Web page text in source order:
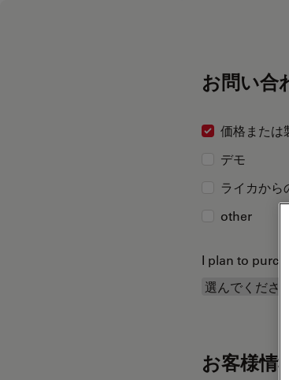
お問い合
価格または
デモ
ライカから
other
I plan to
お客様情報